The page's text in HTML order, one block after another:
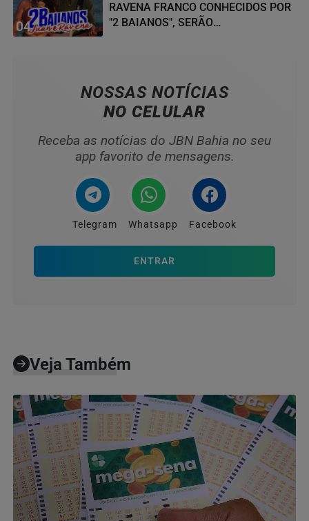
04
RAVENA FRANCO CONHECIDOS POR
"2 BAIANOS", SERÃO
NOSSAS NOTÍCIAS
NO CELULAR
Receba as notícias do JBN Bahia no seu
app favorito de mensagens.
Telegram Whatsapp Facebook
ENTRAR
Veja Também